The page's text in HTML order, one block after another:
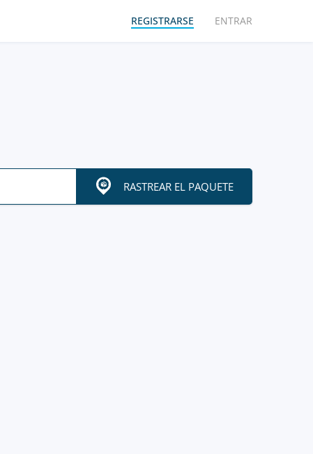
REGISTRARSE ENTRAR
RASTREAR EL PAQUETE